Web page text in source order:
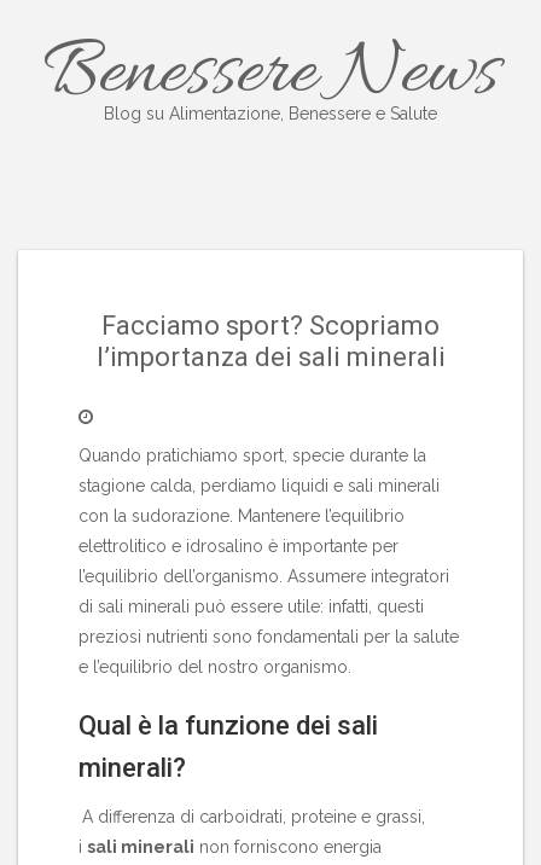
contenutoBenessere News
Blog su Alimentazione, Benessere e Salute
Facciamo sport? Scopriamo
l’importanza dei sali minerali
Quando pratichiamo sport, specie durante la
stagione calda, perdiamo liquidi e sali minerali
con la sudorazione. Mantenere l’equilibrio
elettrolitico e idrosalino è importante per
l’equilibrio dell’organismo. Assumere integratori
di sali minerali può essere utile: infatti, questi
preziosi nutrienti sono fondamentali per la salute
e l’equilibrio del nostro organismo.
Qual è la funzione dei sali
minerali?
A differenza di carboidrati, proteine e grassi,
i sali minerali non forniscono energia